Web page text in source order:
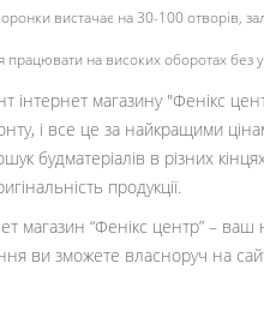
вистачає на 30-100 отворів,
працювати на високих оборотах без
інтернет магазину "Фенікс
і все це за найкращими
будматеріалів в різних
продукції.
магазин “Фенікс центр” – ваш
ви зможете власноруч на